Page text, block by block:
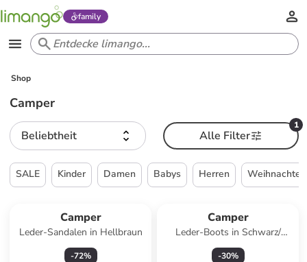
family
Shop
Camper
Beliebtheit
1
Alle Filter
SALE Kinder Damen Babys Herren Weihnachten
Camper
Leder-Sandalen in Hellbraun
-72%
Camper
Leder-Boots in Schwarz/
Orange
-30%